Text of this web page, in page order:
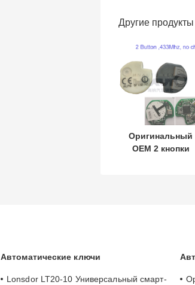
Другие продукты
Оригинальный
OEM 2 кнопки
Автоматические ключи
Lonsdor LT20-10 Универсальный смарт-